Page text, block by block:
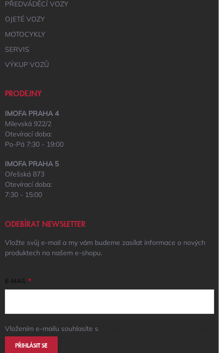
PŘEDVÁDĚCÍ VOZY
OJETÉ VOZY
MOTOCYKLY
SERVIS
VÝKUP VOZŮ
PRODEJNY
IMOFA PRAHA 4
Milevská 922/2
Otevírací doba:
Po-Pá 7:30 - 19:00
IMOFA PRAHA 5
Ořešská 873
Otevírací doba:
7:30 - 15:00
ODEBÍRAT NEWSLETTER
Vložte svůj e-mail a my vám budeme zasílat informace o nových
produktech na našem e-shopu.
E-MAIL
Vložením e-mailu souhlasíte s
PŘIHLÁSIT SE